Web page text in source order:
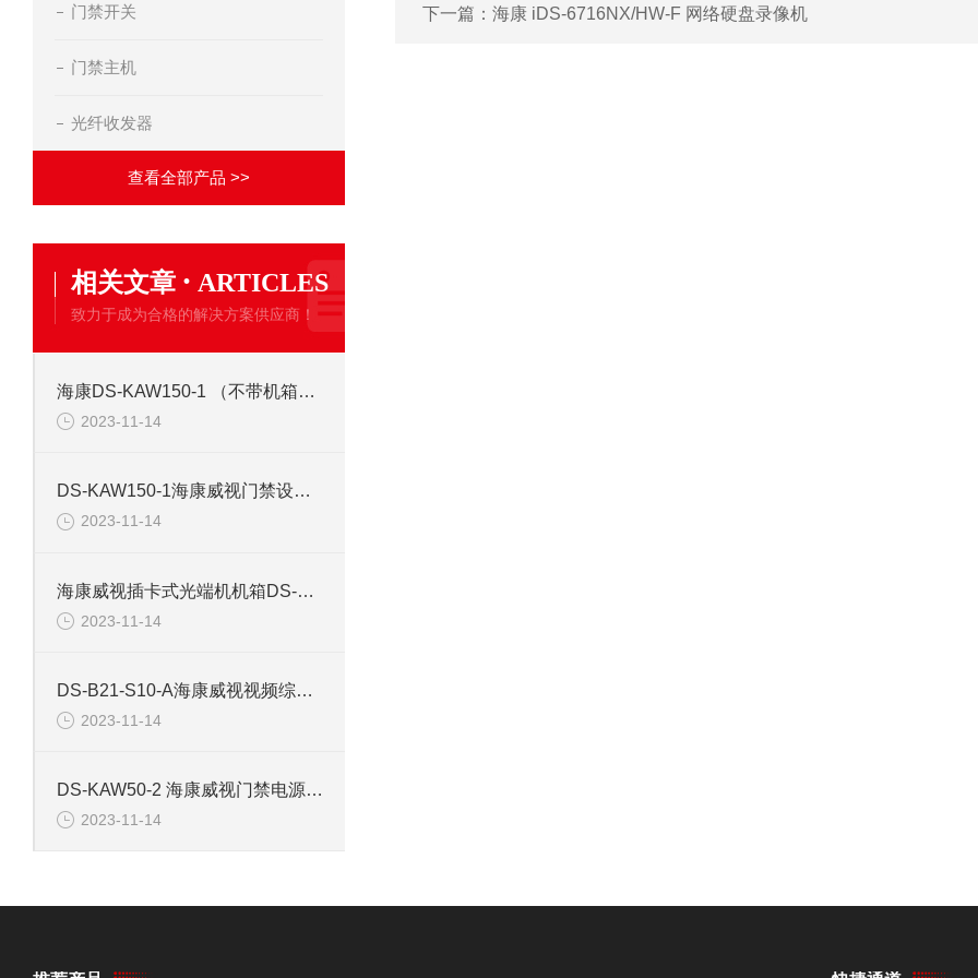
门禁开关
门禁主机
光纤收发器
查看全部产品 >>
相关文章 · ARTICLES
致力于成为合格的解决方案供应商！
海康DS-KAW150-1 （不带机箱） 门禁开关电源
2023-11-14
DS-KAW150-1海康威视门禁设备电源开关有机箱
2023-11-14
海康威视插卡式光端机机箱DS-3K01-17S
2023-11-14
DS-B21-S10-A海康威视视频综合平台5U机箱
2023-11-14
DS-KAW50-2 海康威视门禁电源不带机箱
2023-11-14
下一篇： 海康 iDS-6716NX/HW-F 网络硬盘录像机